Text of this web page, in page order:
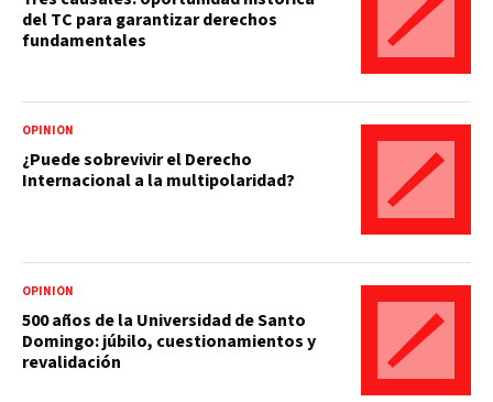
del TC para garantizar derechos
fundamentales
OPINIÓN
¿Puede sobrevivir el Derecho
Internacional a la multipolaridad?
OPINIÓN
500 años de la Universidad de Santo
Domingo: júbilo, cuestionamientos y
revalidación